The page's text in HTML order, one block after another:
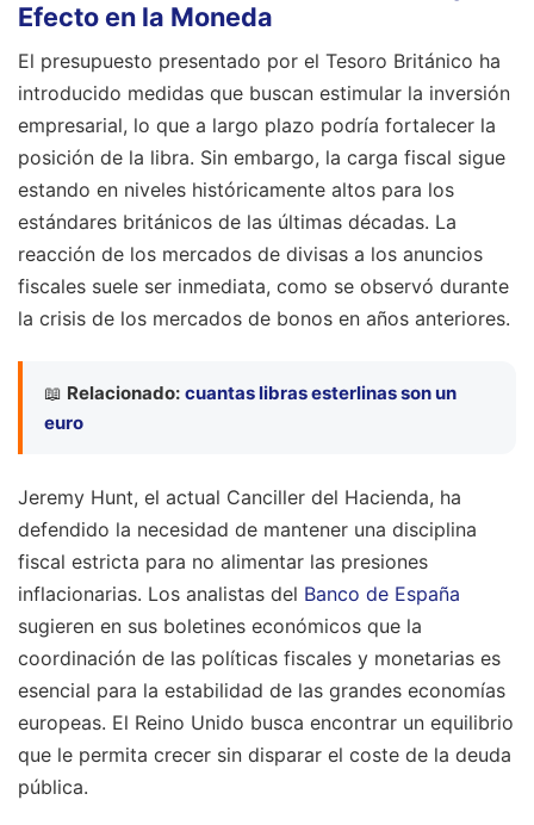
Efecto en la Moneda
El presupuesto presentado por el Tesoro Británico ha
introducido medidas que buscan estimular la inversión
empresarial, lo que a largo plazo podría fortalecer la
posición de la libra. Sin embargo, la carga fiscal sigue
estando en niveles históricamente altos para los
estándares británicos de las últimas décadas. La
reacción de los mercados de divisas a los anuncios
fiscales suele ser inmediata, como se observó durante
la crisis de los mercados de bonos en años anteriores.
📖 Relacionado: cuantas libras esterlinas son un
euro
Jeremy Hunt, el actual Canciller del Hacienda, ha
defendido la necesidad de mantener una disciplina
fiscal estricta para no alimentar las presiones
inflacionarias. Los analistas del Banco de España
sugieren en sus boletines económicos que la
coordinación de las políticas fiscales y monetarias es
esencial para la estabilidad de las grandes economías
europeas. El Reino Unido busca encontrar un equilibrio
que le permita crecer sin disparar el coste de la deuda
pública.